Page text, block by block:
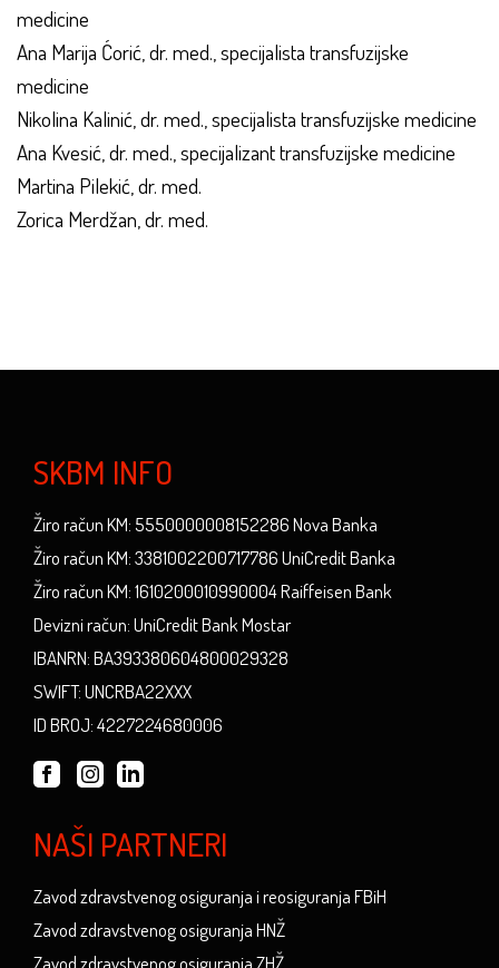
medicine
Ana Marija Ćorić, dr. med., specijalista transfuzijske
medicine
Nikolina Kalinić, dr. med., specijalista transfuzijske medicine
Ana Kvesić, dr. med., specijalizant transfuzijske medicine
Martina Pilekić, dr. med.
Zorica Merdžan, dr. med.
SKBM INFO
Žiro račun KM: 5550000008152286 Nova Banka
Žiro račun KM: 3381002200717786 UniCredit Banka
Žiro račun KM: 1610200010990004 Raiffeisen Bank
Devizni račun: UniCredit Bank Mostar
IBANRN: BA393380604800029328
SWIFT: UNCRBA22XXX
ID BROJ: 4227224680006
NAŠI PARTNERI
Zavod zdravstvenog osiguranja i reosiguranja FBiH
Zavod zdravstvenog osiguranja HNŽ
Zavod zdravstvenog osiguranja ZHŽ